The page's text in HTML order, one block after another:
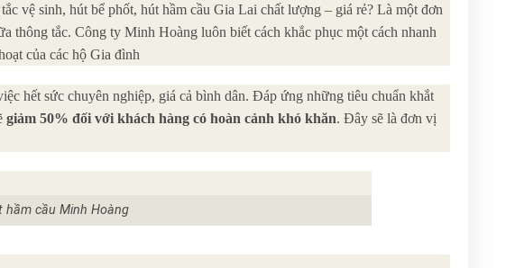
vệ sinh, hút bể phốt, hút hầm cầu Gia Lai chất lượng – giá rẻ? Là một đơn
thông tắc. Công ty Minh Hoàng luôn biết cách khắc phục một cách nhanh
của các hộ Gia đình
hết sức chuyên nghiệp, giá cả bình dân. Đáp ứng những tiêu chuẩn khắt
giảm 50% đối với khách hàng có hoàn cảnh khó khăn. Đây sẽ là đơn vị
hầm cầu Minh Hoàng